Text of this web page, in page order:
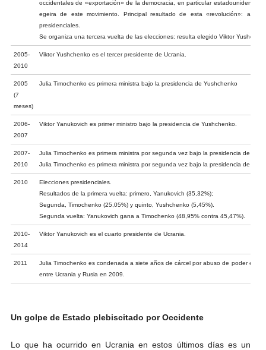
occidentales de «exportación» de la democracia, en particular
egeira de este movimiento. Principal resultado de esta «revolución»:
presidenciales.
Se organiza una tercera vuelta de las elecciones: resulta elegido Viktor
2005-
2010
Viktor Yushchenko es el tercer presidente de Ucrania.
2005
(7
meses)
Julia Timochenko es primera ministra bajo la presidencia de Yushchenko
2006-
2007
Viktor Yanukovich es primer ministro bajo la presidencia de Yushchenko.
2007-
2010
Julia Timochenko es primera ministra por segunda vez bajo la presidencia de
Julia Timochenko es primera ministra por segunda vez bajo la presidencia de
2010
Elecciones presidenciales.
Resultados de la primera vuelta: primero, Yanukovich (35,32%);
Segunda, Timochenko (25,05%) y quinto, Yushchenko (5,45%).
Segunda vuelta: Yanukovich gana a Timochenko (48,95% contra 45,47%).
2010-
2014
Viktor Yanukovich es el cuarto presidente de Ucrania.
2011
Julia Timochenko es condenada a siete años de cárcel por abuso de poder el
entre Ucrania y Rusia en 2009.
Un golpe de Estado plebiscitado por Occidente
Lo que ha ocurrido en Ucrania en estos últimos días es un